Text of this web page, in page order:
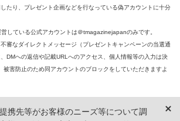
たり、プレゼント企画などを行なっている偽アカウントに十分
している公式アカウントは＠tmagazinejapanのみです。
審なダイレクトメッセージ（プレゼントキャンペーンの当選通
DMへの返信や記載URLへのアクセス、個人情報等の入力は決
被害防止のため同アカウントのブロックをしていただきますよ
かぎり、「税込価格」で表示しています。ただし、2021年3月18日以前に公開し
携先等がお客様のニーズ等について調